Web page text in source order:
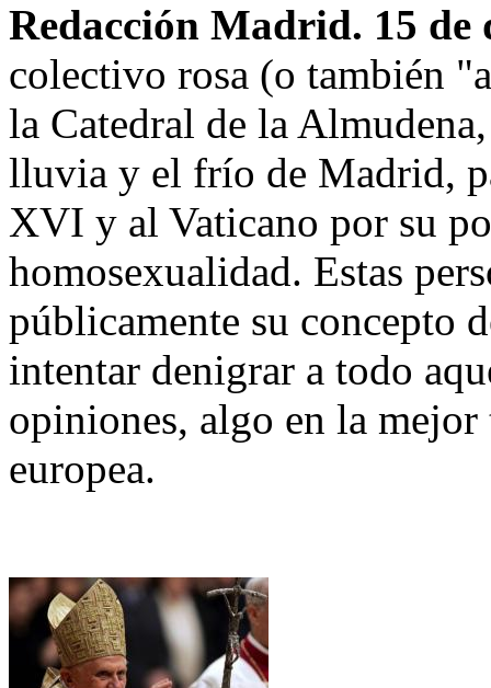
Redacción Madrid. 15 de
colectivo rosa (o también
la Catedral de la
lluvia y el frío de Madrid,
XVI y al Vaticano por su
homosexualidad. Estas
públicamente su concepto
intentar denigrar a todo
opiniones, algo en la
europea.